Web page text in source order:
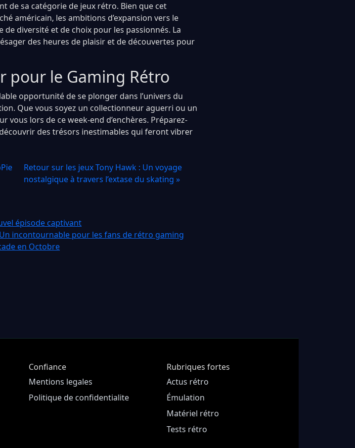
de sa catégorie de jeux rétro. Bien que cet
américain, les ambitions d’expansion vers le
de diversité et de choix pour les passionnés. La
des heures de plaisir et de découvertes pour
pour le Gaming Rétro
opportunité de se plonger dans l’univers du
Que vous soyez un collectionneur aguerri ou un
vous lors de ce week-end d’enchères. Préparez-
des trésors inestimables qui feront vibrer
Retour sur les jeux Tony Hawk : Un voyage
nostalgique à travers l’extase du skating »
épisode captivant
Un incontournable pour les fans de rétro gaming
en Octobre
Confiance
Mentions legales
Politique de confidentialite
Rubriques fortes
Actus rétro
Émulation
Matériel rétro
Tests rétro